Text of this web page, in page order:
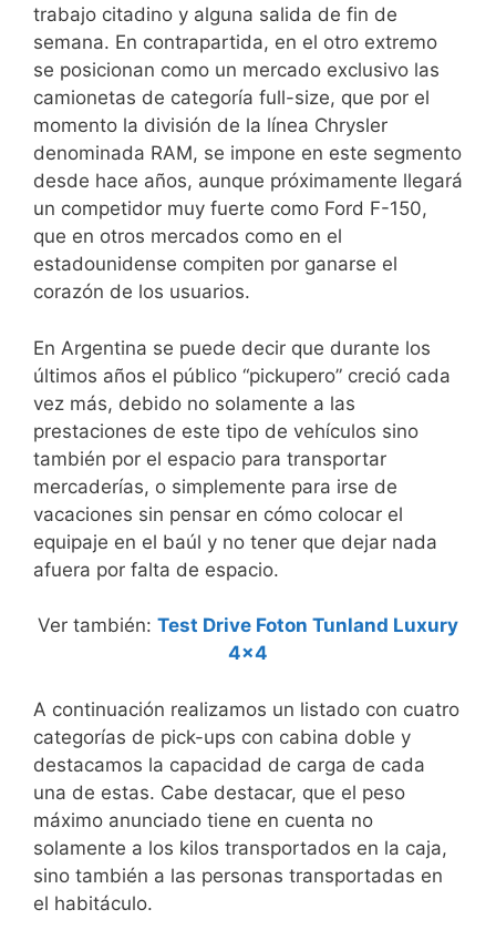
trabajo citadino y alguna salida de fin de
semana. En contrapartida, en el otro extremo
se posicionan como un mercado exclusivo las
camionetas de categoría full-size, que por el
momento la división de la línea Chrysler
denominada RAM, se impone en este segmento
desde hace años, aunque próximamente llegará
un competidor muy fuerte como Ford F-150,
que en otros mercados como en el
estadounidense compiten por ganarse el
corazón de los usuarios.
En Argentina se puede decir que durante los
últimos años el público “pickupero” creció cada
vez más, debido no solamente a las
prestaciones de este tipo de vehículos sino
también por el espacio para transportar
mercaderías, o simplemente para irse de
vacaciones sin pensar en cómo colocar el
equipaje en el baúl y no tener que dejar nada
afuera por falta de espacio.
Ver también: Test Drive Foton Tunland Luxury
4×4
A continuación realizamos un listado con cuatro
categorías de pick-ups con cabina doble y
destacamos la capacidad de carga de cada
una de estas. Cabe destacar, que el peso
máximo anunciado tiene en cuenta no
solamente a los kilos transportados en la caja,
sino también a las personas transportadas en
el habitáculo.